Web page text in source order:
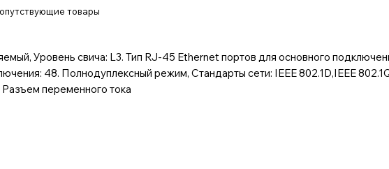
товары
Уровень свича: L3. Тип RJ-45 Ethernet портов для основного
48. Полнодуплексный режим, Стандарты сети: IEEE 802.1D,IEEE
Разъем переменного тока